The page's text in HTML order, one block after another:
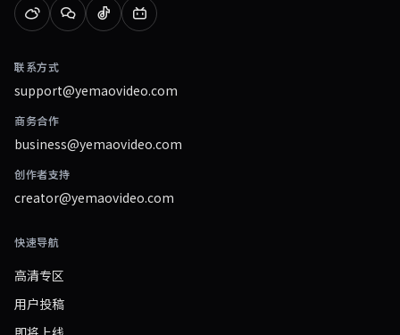
联系方式
support@yemaovideo.com
商务合作
business@yemaovideo.com
创作者支持
creator@yemaovideo.com
快速导航
高清专区
用户投稿